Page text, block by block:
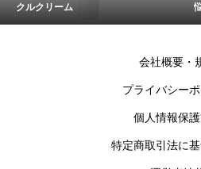
クルクリーム
会社概要・
プライバシー
個人情報保
特定商取引法に